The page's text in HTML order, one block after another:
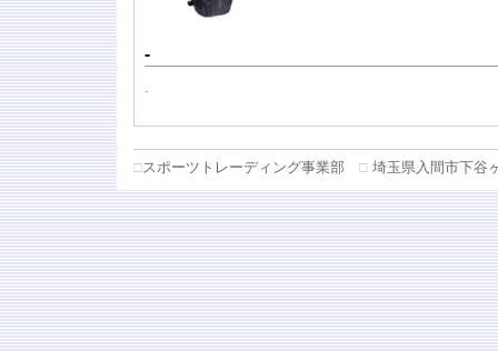
-
.
□スポーツトレーディング事業部 □ 埼玉県入間市下谷